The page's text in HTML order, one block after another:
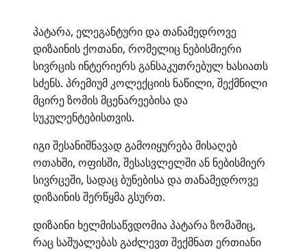
პატარა, ელეგანტური და თანამედროვე
დიზაინის ქოთანი, რომელიც ნებისმიერი
სივრცის ინტერიერს განსაკუთრებულ ხასიათს
სძენს. პრემიუმ კოლექციის ნაწილი, შექმნილი
მცირე ზომის მცენარეებისა და
სუკულენტებისთვის.
იგი შესანიშნავად გამოიყურება მისაღებ
ოთახში, ოფისში, შესასვლელში ან ნებისმიერ
სივრცეში, სადაც ბუნებისა და თანამედროვე
დიზაინის შერწყმა გსურთ.
დიზაინი ხელმისაწვდომია პატარა ზომაშიც,
რაც საშუალებას გაძლევთ შექმნათ ერთიანი